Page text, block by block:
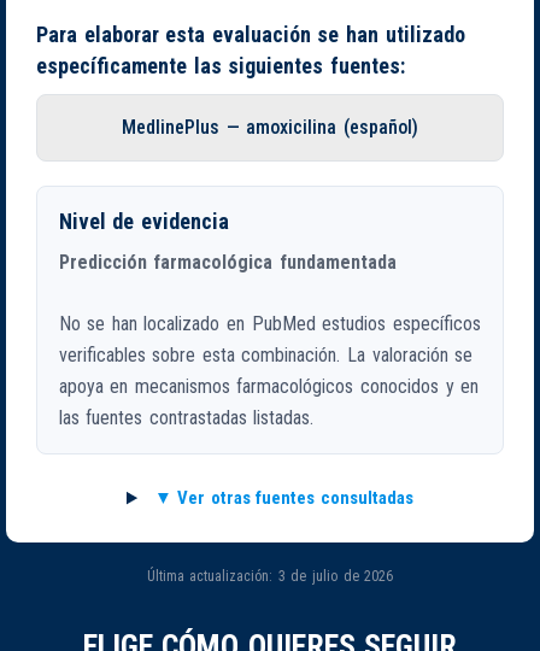
Para elaborar esta evaluación se han utilizado
específicamente las siguientes fuentes:
MedlinePlus — amoxicilina (español)
Nivel de evidencia
Predicción farmacológica fundamentada
No se han localizado en PubMed estudios específicos
verificables sobre esta combinación. La valoración se
apoya en mecanismos farmacológicos conocidos y en
las fuentes contrastadas listadas.
Ver otras fuentes consultadas
Última actualización: 3 de julio de 2026